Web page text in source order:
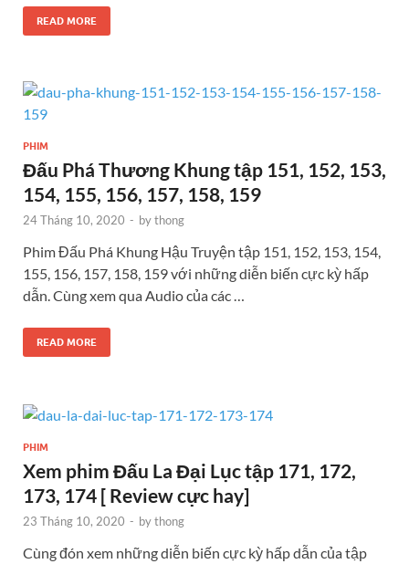
READ MORE
PHIM
Đấu Phá Thương Khung tập 151, 152, 153,
154, 155, 156, 157, 158, 159
24 Tháng 10, 2020 - bythong
Phim Đấu Phá Khung Hậu Truyện tập 151, 152, 153, 154,
155, 156, 157, 158, 159 với những diễn biến cực kỳ hấp
dẫn. Cùng xem qua Audio của các …
READ MORE
PHIM
Xem phim Đấu La Đại Lục tập 171, 172,
173, 174 [ Review cực hay]
23 Tháng 10, 2020 - bythong
Cùng đón xem những diễn biến cực kỳ hấp dẫn của tập